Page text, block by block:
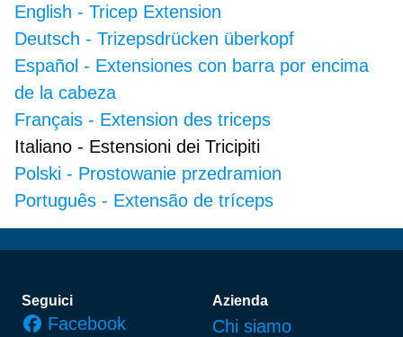
English - Tricep Extension
Deutsch - Trizepsdrücken überkopf
Español - Extensiones con barra por encima
de la cabeza
Français - Extension des triceps
Italiano - Estensioni dei Tricipiti
Polski - Prostowanie przedramion
Português - Extensão de tríceps
Piè di pagina
Seguici
Facebook
Azienda
Chi siamo